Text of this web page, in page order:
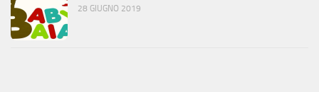
28 GIUGNO 2019